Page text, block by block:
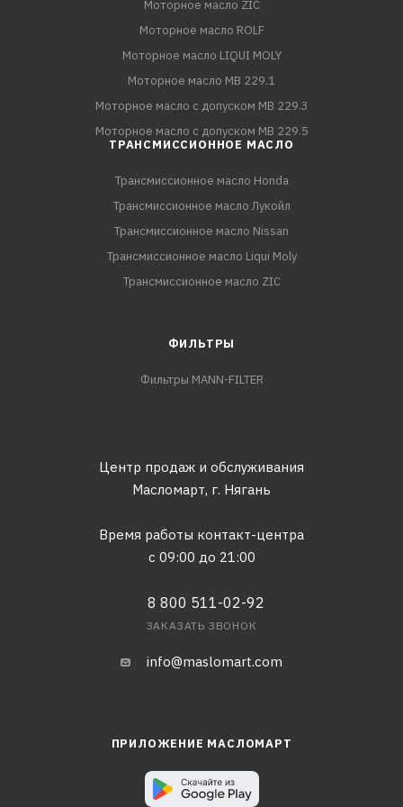
Моторное масло ZIC
Моторное масло ROLF
Моторное масло LIQUI MOLY
Моторное масло MB 229.1
Моторное масло с допуском MB 229.3
Моторное масло с допуском MB 229.5
ТРАНСМИССИОННОЕ МАСЛО
Трансмиссионное масло Honda
Трансмиссионное масло Лукойл
Трансмиссионное масло Nissan
Трансмиссионное масло Liqui Moly
Трансмиссионное масло ZIC
ФИЛЬТРЫ
Фильтры MANN-FILTER
Центр продаж и обслуживания
Масломарт, г. Нягань
Время работы контакт-центра
с 09:00 до 21:00
8 800 511-02-92
ЗАКАЗАТЬ ЗВОНОК
info@maslomart.com
ПРИЛОЖЕНИЕ МАСЛОМАРТ